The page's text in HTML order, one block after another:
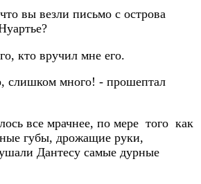
вы везли письмо с острова
кто вручил мне его.
слишком много! - прошептал
все мрачнее, по мере того как
губы, дрожащие руки,
Дантесу самые дурные